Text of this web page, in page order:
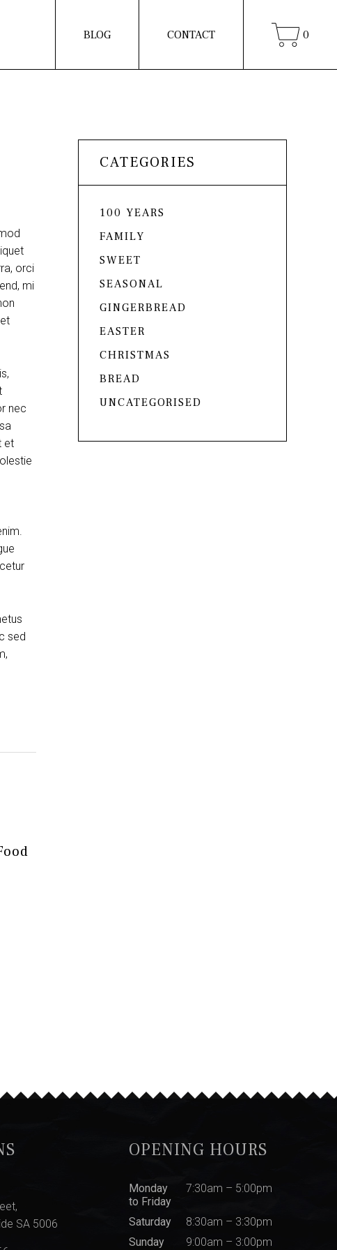
BLOG CONTACT 0
orci
mi
nec
et
sed
CATEGORIES
100 YEARS
FAMILY
SWEET
SEASONAL
GINGERBREAD
EASTER
CHRISTMAS
BREAD
UNCATEGORISED
SA 5006
OPENING HOURS
Monday
to Friday
7:30am – 5:00pm
Saturday
8:30am – 3:30pm
Sunday
9:00am – 3:00pm